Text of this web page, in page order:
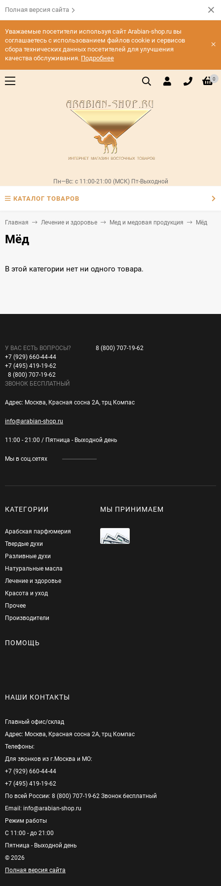
Полная версия сайта
Уважаемые посетители используя сайт Arabian-shop.ru вы
соглашаетесь с использованием файлов cookie и сервисов
сбора технических данных посетителей для улучшения
качества обслуживания. Подробнее
×
0
Пн—Вс: с 11:00-21:00 (МСК) Пт-Выходной
КАТАЛОГ ТОВАРОВ
Главная Лечение и здоровье Мед и медовая продукция Мёд
Мёд
В этой категории нет ни одного товара.
У ВАС ЕСТЬ ВОПРОСЫ?
+7 (929) 660-44-44
+7 (495) 419-19-62
8 (800) 707-19-62
ЗВОНОК БЕСПЛАТНЫЙ
8 (800) 707-19-62
Адрес: Москва, Красная сосна 2А, трц Компас
info@arabian-shop.ru
11:00 - 21:00 / Пятница - Выходной день
Мы в соц.сетях
КАТЕГОРИИ
Арабская парфюмерия
Твердые духи
Разливные духи
Натуральные масла
Лечение и здоровье
Красота и уход
Прочее
Производители
МЫ ПРИНИМАЕМ
ПОМОЩЬ
НАШИ КОНТАКТЫ
Главный офис/cклад
Адрес: Москва, Красная сосна 2А, трц Компас
Телефоны:
Для звонков из г.Москва и МО:
+7 (929) 660-44-44
+7 (495) 419-19-62
По всей России: 8 (800) 707-19-62 Звонок бесплатный
Email: info@arabian-shop.ru
Режим pаботы
С 11:00 - до 21:00
Пятница - Выходной день
© 2026
Полная версия сайта